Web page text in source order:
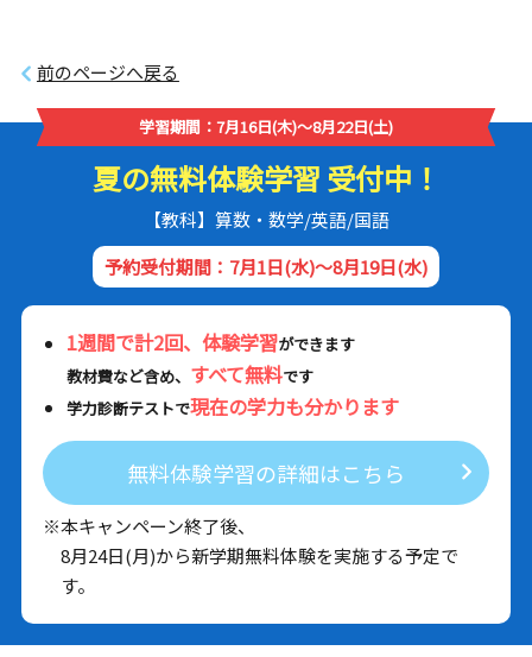
前のページへ戻る
学習期間：7月16日(木)～8月22日(土)
夏の無料体験学習 受付中！
【教科】算数・数学/英語/国語
予約受付期間：7月1日(水)～8月19日(水)
1週間で計2回、体験学習ができます
教材費など含め、 すべて無料です
学力診断テストで現在の学力も分かります
無料体験学習の詳細はこちら
※本キャンペーン終了後、
8月24日(月)から新学期無料体験を実施する予定で
す。